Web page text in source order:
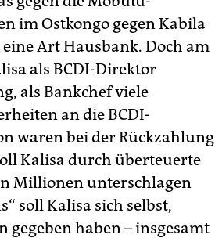
im Ostkongo gegen Kabila
Art Hausbank. Doch am
als BCDI-Direktor
als Bankchef viele
an die BCDI-
waren bei der Rückzahlung
Kalisa durch überteuerte
Millionen unterschlagen
soll Kalisa sich selbst,
gegeben haben – insgesamt